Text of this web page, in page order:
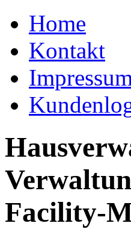
Home
Kontakt
Facility-